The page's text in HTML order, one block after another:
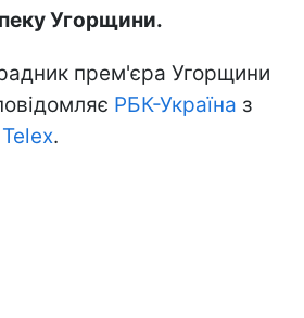
Угорщини.
прем'єра Угорщини
РБК-Україна з
Telex.